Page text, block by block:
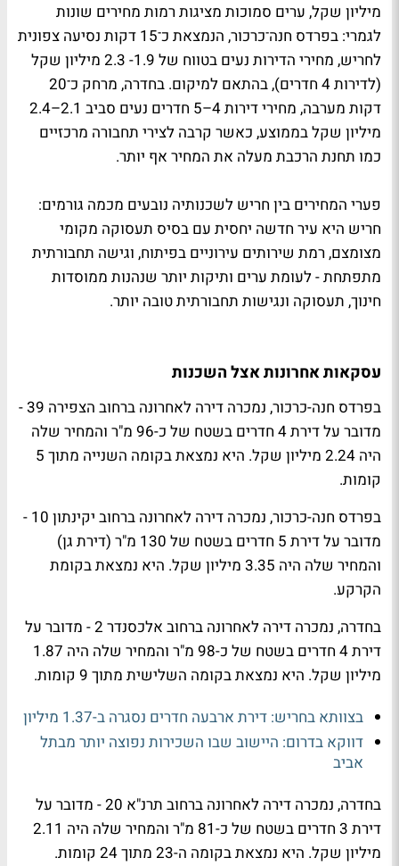
מיליון שקל, ערים סמוכות מציגות רמות מחירים שונות
לגמרי: בפרדס חנה־כרכור, הנמצאת כ־15 דקות נסיעה צפונית
לחריש, מחירי הדירות נעים בטווח של 1.9- 2.3 מיליון שקל
(לדירות 4 חדרים), בהתאם למיקום. בחדרה, מרחק כ־20
דקות מערבה, מחירי דירות 4–5 חדרים נעים סביב 2.1–2.4
מיליון שקל בממוצע, כאשר קרבה לצירי תחבורה מרכזיים
כמו תחנת הרכבת מעלה את המחיר אף יותר.
פערי המחירים בין חריש לשכנותיה נובעים מכמה גורמים:
חריש היא עיר חדשה יחסית עם בסיס תעסוקה מקומי
מצומצם, רמת שירותים עירוניים בפיתוח, וגישה תחבורתית
מתפתחת - לעומת ערים ותיקות יותר שנהנות ממוסדות
חינוך, תעסוקה ונגישות תחבורתית טובה יותר.
עסקאות אחרונות אצל השכנות
בפרדס חנה-כרכור, נמכרה דירה לאחרונה ברחוב הצפירה 39 -
מדובר על דירת 4 חדרים בשטח של כ-96 מ"ר והמחיר שלה
היה 2.24 מיליון שקל. היא נמצאת בקומה השנייה מתוך 5
קומות.
בפרדס חנה-כרכור, נמכרה דירה לאחרונה ברחוב יקינתון 10 -
מדובר על דירת 5 חדרים בשטח של 130 מ"ר (דירת גן)
והמחיר שלה היה 3.35 מיליון שקל. היא נמצאת בקומת
הקרקע.
בחדרה, נמכרה דירה לאחרונה ברחוב אלכסנדר 2 - מדובר על
דירת 4 חדרים בשטח של כ-98 מ"ר והמחיר שלה היה 1.87
מיליון שקל. היא נמצאת בקומה השלישית מתוך 9 קומות.
בצוותא בחריש: דירת ארבעה חדרים נסגרה ב-1.37 מיליון
דווקא בדרום: היישוב שבו השכירות נפוצה יותר מבתל
אביב
בחדרה, נמכרה דירה לאחרונה ברחוב תרנ"א 20 - מדובר על
דירת 3 חדרים בשטח של כ-81 מ"ר והמחיר שלה היה 2.11
מיליון שקל. היא נמצאת בקומה ה-23 מתוך 24 קומות.